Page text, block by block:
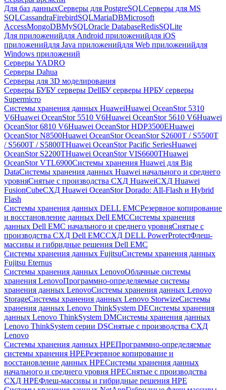
Для баз данныхСерверы для PostgreSQLСерверы для MS
SQLCassandraFirebirdSQLMariaDBMicrosoft
AccessMongoDBMySQLOracle DatabaseRedisSQLite
Для приложенийдля Android приложенийдля iOS
приложенийдля Java приложенийдля Web приложенийдля
Windows приложений
Серверы YADRO
Серверы Dahua
Серверы для 3D моделирования
Серверы БУБУ серверы DellБУ серверы HPБУ серверы
Supermicro
Системы хранения данных HuaweiHuawei OceanStor 5310
V6Huawei OceanStor 5510 V6Huawei OceanStor 5610 V6Huawei
OceanStor 6810 V6Huawei OceanStor HDP3500EHuawei
OceanStor N8500Huawei OceanStor OceanStor S2600T / S5500T
/ S5600T / S5800THuawei OceanStor Pacific SeriesHuawei
OceanStor S2200THuawei OceanStor VIS6600THuawei
OceanStor VTL6900Системы хранения Huawei для Big
DataСистемы хранения данных Huawei начального и среднего
уровняСнятые с производства СХД HuaweiСХД Huawei
FusionCubeСХД Huawei OceanStor Dorado: All-Flash и Hybrid
Flash
Системы хранения данных DELL EMCРезервное копирование
и восстановление данных Dell EMCСистемы хранения
данных Dell EMC начального и среднего уровняСнятые с
производства СХД Dell EMCСХД DELL PowerProtectФлеш-
массивы и гибридные решения Dell EMC
Системы хранения данных FujitsuСистемы хранения данных
Fujitsu Eternus
Системы хранения данных LenovoОблачные системы
хранения LenovoПрограммно-определяемые системы
хранения данных LenovoСистемы хранения данных Lenovo
StorageСистемы хранения данных Lenovo StorwizeСистемы
хранения данных Lenovo ThinkSystem DEСистемы хранения
данных Lenovo ThinkSystem DMСистемы хранения данных
Lenovo ThinkSystem серии DSСнятые с производства СХД
Lenovo
Системы хранения данных HPEПрограммно-определяемые
системы хранения HPEРезервное копирование и
восстановление данных HPEСистемы хранения данных
начального и среднего уровня HPEСнятые с производства
СХД HPEФлеш-массивы и гибридные решения HPE